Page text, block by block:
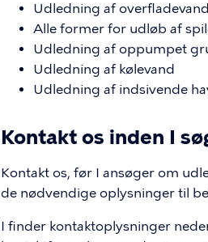
Udledning af
Alle former for udløb af
Udledning af oppumpet
Udledning af kølevand
Udledning af indsivende
Kontakt os inden I
Kontakt os, før I ansøger om
de nødvendige oplysninger til
I finder kontaktoplysninger